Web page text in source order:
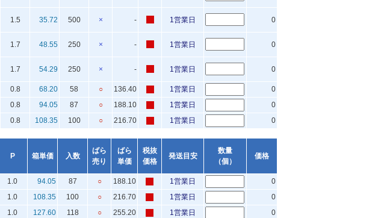
1.5 35.72 500 × - 1営業日 0
1.7 48.55 250 × - 1営業日 0
1.7 54.29 250 × - 1営業日 0
0.8 68.20 58 ○ 136.40 1営業日
0
0.8 94.05 87 ○ 188.10 1営業日
0
0.8 108.35 100 ○ 216.70 1営業日 0
P 箱単価 入数
ばら
売り
ばら
単価
税抜
価格
発送目安
数量
（個）
価格
1.0 94.05 87 ○ 188.10 1営業日
0
1.0 108.35 100 ○ 216.70 1営業日
0
1.0 127.60 118 ○ 255.20 1営業日
0